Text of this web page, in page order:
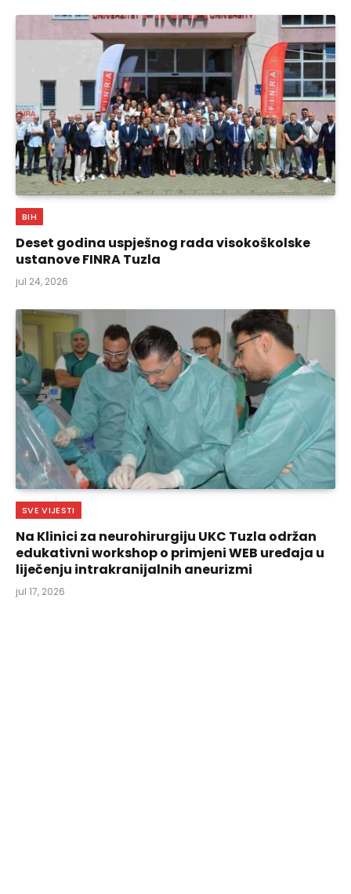
BIH
Deset godina uspješnog rada visokoškolske
ustanove FINRA Tuzla
jul 24, 2026
SVE VIJESTI
Na Klinici za neurohirurgiju UKC Tuzla održan
edukativni workshop o primjeni WEB uređaja u
liječenju intrakranijalnih aneurizmi
jul 17, 2026